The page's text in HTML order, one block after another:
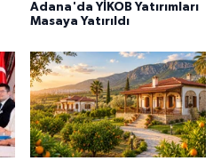
Adana'da YİKOB Yatırımları
Masaya Yatırıldı